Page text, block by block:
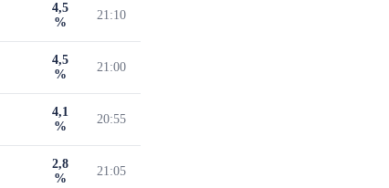
4,5
%
21:10
4,5
%
21:00
4,1
%
20:55
2,8
%
21:05